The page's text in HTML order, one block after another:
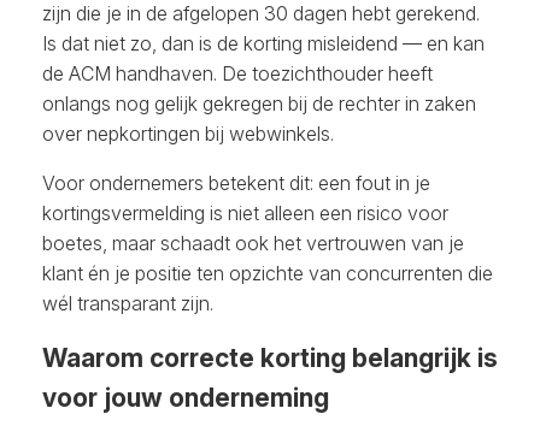
zijn die je in de afgelopen 30 dagen hebt gerekend.
Is dat niet zo, dan is de korting misleidend — en kan
de ACM handhaven. De toezichthouder heeft
onlangs nog gelijk gekregen bij de rechter in zaken
over nepkortingen bij webwinkels.
Voor ondernemers betekent dit: een fout in je
kortingsvermelding is niet alleen een risico voor
boetes, maar schaadt ook het vertrouwen van je
klant én je positie ten opzichte van concurrenten die
wél transparant zijn.
Waarom correcte korting belangrijk is
voor jouw onderneming